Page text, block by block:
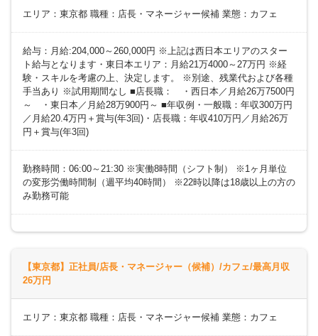
エリア：東京都 職種：店長・マネージャー候補 業態：カフェ
給与：月給:204,000～260,000円 ※上記は西日本エリアのスター
ト給与となります・東日本エリア：月給21万4000～27万円 ※経
験・スキルを考慮の上、決定します。 ※別途、残業代および各種
手当あり ※試用期間なし ■店長職： ・西日本／月給26万7500円
～ ・東日本／月給28万900円～ ■年収例・一般職：年収300万円
／月給20.4万円＋賞与(年3回)・店長職：年収410万円／月給26万
円＋賞与(年3回)
勤務時間：06:00～21:30 ※実働8時間（シフト制） ※1ヶ月単位
の変形労働時間制（週平均40時間） ※22時以降は18歳以上の方の
み勤務可能
【東京都】正社員/店長・マネージャー（候補）/カフェ/最高月収
26万円
エリア：東京都 職種：店長・マネージャー候補 業態：カフェ